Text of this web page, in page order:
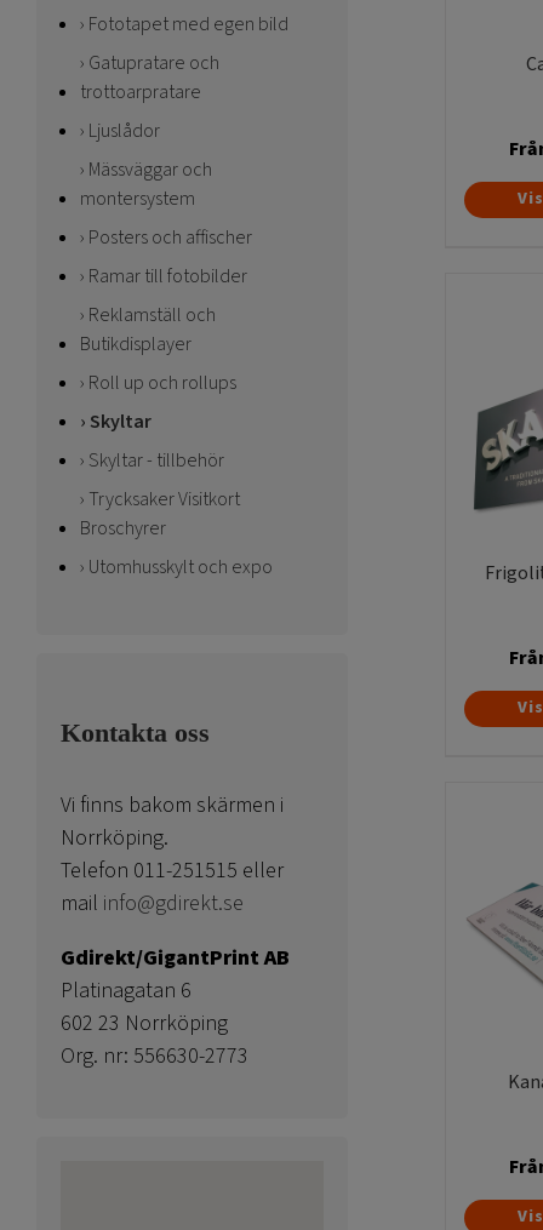
Fototapet med egen bild
Gatupratare och
trottoarpratare
Ljuslådor
Mässväggar och
montersystem
Posters och affischer
Ramar till fotobilder
Reklamställ och
Butikdisplayer
Roll up och rollups
Skyltar
Skyltar - tillbehör
Trycksaker Visitkort
Broschyrer
Utomhusskylt och expo
Kontakta oss
Vi finns bakom skärmen i
Norrköping.
Telefon 011-251515 eller
mail info@gdirekt.se
Gdirekt/GigantPrint AB
Platinagatan 6
602 23 Norrköping
Org. nr: 556630-2773